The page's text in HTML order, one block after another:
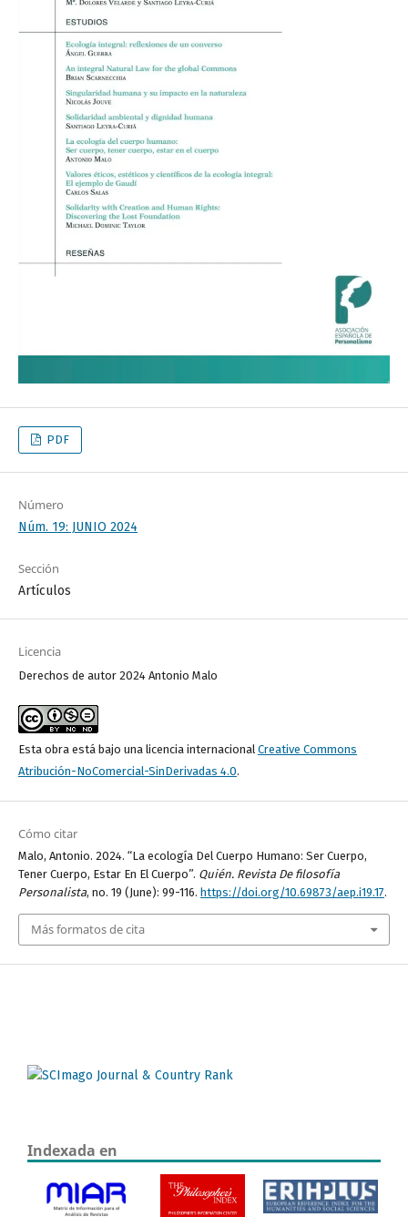
PDF
Número
Núm. 19: JUNIO 2024
Sección
Artículos
Licencia
Derechos de autor 2024 Antonio Malo
Esta obra está bajo una licencia internacional Creative Commons
Atribución-NoComercial-SinDerivadas 4.0.
Cómo citar
Malo, Antonio. 2024. “La ecología Del Cuerpo Humano: Ser Cuerpo,
Tener Cuerpo, Estar En El Cuerpo”. Quién. Revista De filosofía
Personalista, no. 19 (June): 99-116. https://doi.org/10.69873/aep.i19.17.
Más formatos de cita
Indexada en